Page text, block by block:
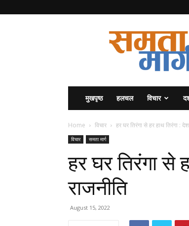
मुखपृष्ठ हलचल विचार
Home विचार हर घर तिरंगा से हर हाथ तिरंगा :
विचार समता मार्ग
हर घर तिरंगा से
राजनीति
August 15, 2022